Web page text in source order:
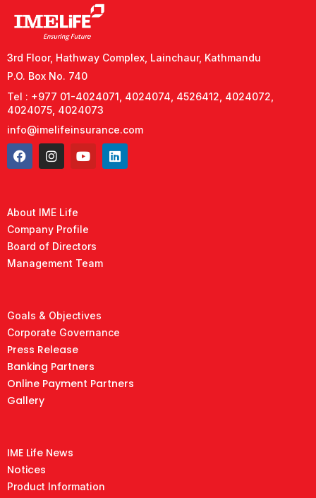
3rd Floor, Hathway Complex, Lainchaur, Kathmandu
P.O. Box No. 740
Tel : +977 01-4024071, 4024074, 4526412, 4024072,
4024075, 4024073
info@imelifeinsurance.com
About IME Life
Company Profile
Board of Directors
Management Team
Goals & Objectives
Corporate Governance
Press Release
Banking Partners
Online Payment Partners
Gallery
IME Life News
Notices
Product Information